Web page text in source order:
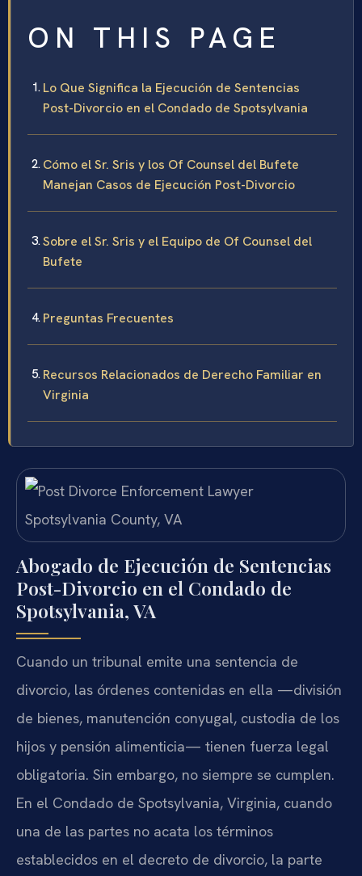
ON THIS PAGE
Lo Que Significa la Ejecución de Sentencias
Post-Divorcio en el Condado de Spotsylvania
Cómo el Sr. Sris y los Of Counsel del Bufete
Manejan Casos de Ejecución Post-Divorcio
Sobre el Sr. Sris y el Equipo de Of Counsel del
Bufete
Preguntas Frecuentes
Recursos Relacionados de Derecho Familiar en
Virginia
Abogado de Ejecución de Sentencias
Post-Divorcio en el Condado de
Spotsylvania, VA
Cuando un tribunal emite una sentencia de
divorcio, las órdenes contenidas en ella —división
de bienes, manutención conyugal, custodia de los
hijos y pensión alimenticia— tienen fuerza legal
obligatoria. Sin embargo, no siempre se cumplen.
En el Condado de Spotsylvania, Virginia, cuando
una de las partes no acata los términos
establecidos en el decreto de divorcio, la parte